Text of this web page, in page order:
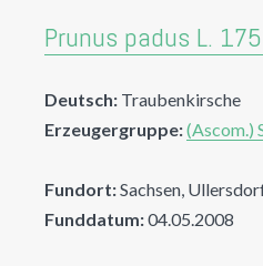
Prunus padus L.
Deutsch: Traubenkirsche
Erzeugergruppe:(Ascom.)
Fundort:Sachsen,
Funddatum:04.05.2008